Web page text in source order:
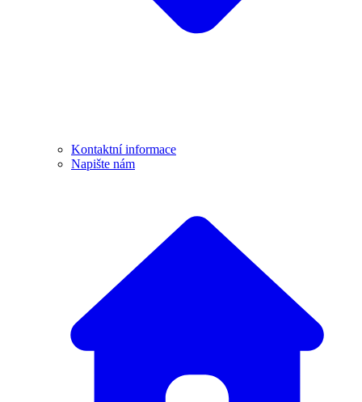
Kontaktní informace
Napište nám